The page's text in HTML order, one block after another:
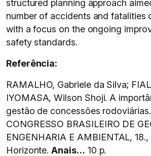
structured planning approach
number of accidents and fatalities
with a focus on the ongoing
safety standards.
Referência:
RAMALHO, Gabriele da Silva;
IYOMASA, Wilson Shoji. A
gestão de concessões
CONGRESSO BRASILEIRO DE
ENGENHARIA E AMBIENTAL,
Horizonte.Anais… 10 p.